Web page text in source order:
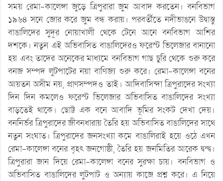
সময় রেমা-কালেঙ্গা জুড়ে ত্রিপুরারা জুম আবাদ করতেন। বনবিভাগ
১৯৬৪ সনে জোর করে জুম বন্ধ করায়। পরবর্তীতে নদীভাঙনে উদ্বাস্তু
বাঙালিদের সুদূর নোয়াখালী থেকে টেনে আনে বনবিভাগ আশির
দশকে। নতুন এই অভিবাসিত বাঙালিদেরও ফরেস্ট ভিলেজার বানানো
হয় এবং তাদের অনেকের মাধ্যমে বনবিভাগ গাছ চুরি থেকে শুরু করে
বনজ সম্পদ লুটপাটের নয়া বাণিজ্য শুরু করে। রেমা-কালেঙ্গা বনের
আয়তন অসীম নয়, প্রাণসম্পদও তাই। আদিবাসিন্দা ত্রিপুরাদের সংখ্যা
দিন দিন কমলেও ফরেস্ট ভিলেজার অভিবাসিত বাঙালিদের সংখ্যা
বাড়তেই থাকে। ছোট্ট এক বনে আবাদি ভূমির সংকট দেখা দেয়।
বননির্ভর ত্রিপুরাদের জীবনধারায় তৈরি হয় অভিবাসিত বাঙালিদের সাথে
নতুন সংঘাত। ত্রিপুরাদের জনসংখ্যা কমে বাঙালিরাই হয়ে ওঠে এখন
রেমা-কালেঙ্গা বনের বৃহৎ জনগোষ্ঠী, তৈরি হয় জনমিতির আরেক দ্বন্দ্ব।
ত্রিপুরারা জান দিয়ে রেমা-কালেঙ্গা বনের সুরক্ষা চায়। বনবিভাগ ও
অভিবাসিত বাঙালিদের লুটপাট ও অন্যায় কাজে প্রশ্ন করে। এ নিয়ে